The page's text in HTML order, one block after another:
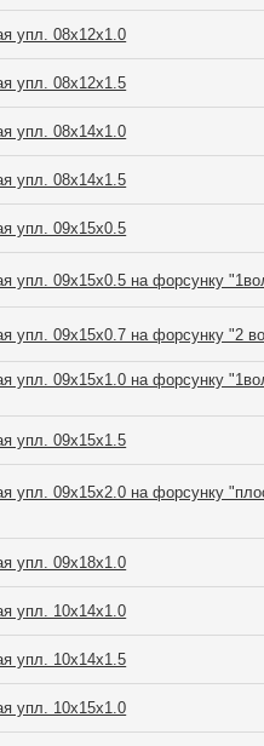
упл. 08х12х1.0
упл. 08х12х1.5
упл. 08х14х1.0
упл. 08х14х1.5
упл. 09х15х0.5
упл. 09х15х0.5 на форсунку
упл. 09х15х0.7 на форсунку "2
упл. 09х15х1.0 на форсунку
упл. 09х15х1.5
упл. 09х15х2.0 на форсунку
упл. 09х18х1.0
упл. 10х14х1.0
упл. 10х14х1.5
упл. 10х15х1.0